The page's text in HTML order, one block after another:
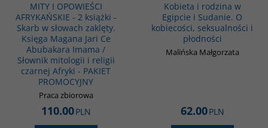
MITY I OPOWIEŚCI
AFRYKAŃSKIE - 2 książki -
Skarb w słowach zaklęty.
Księga Magana Jari Ce
Abubakara Imama /
Słownik mitologii i religii
czarnej Afryki - PAKIET
PROMOCYJNY
Praca zbiorowa
110.00PLN
Kobieta i rodzina w
Egipcie i Sudanie. O
kobiecości, seksualności i
płodności
Malińska Małgorzata
62.00PLN